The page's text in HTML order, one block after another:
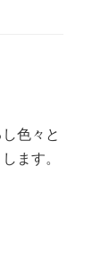
色々と
ます。